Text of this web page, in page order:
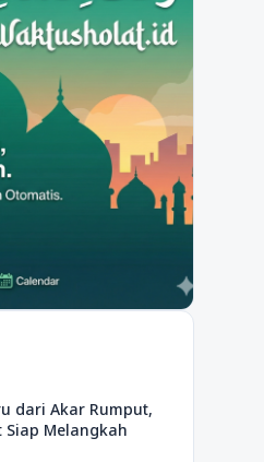
dari Akar Rumput,
Siap Melangkah